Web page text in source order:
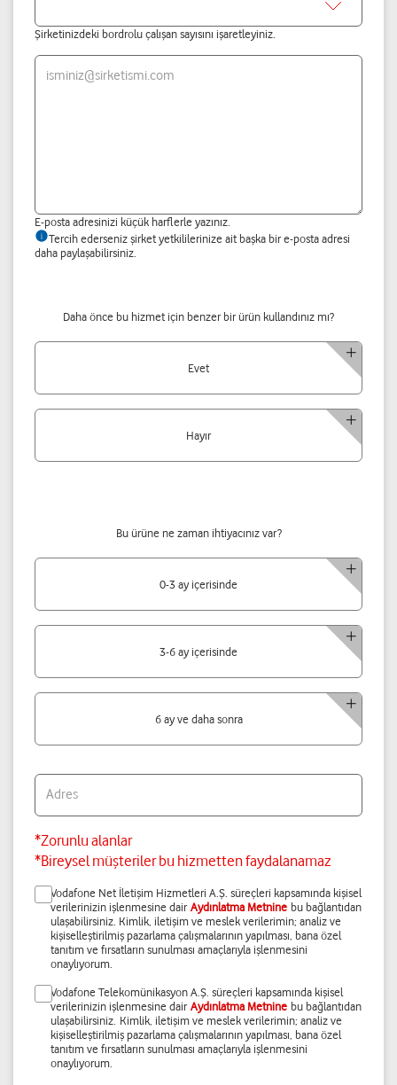
Şirketinizdeki bordrolu çalışan sayısını işaretleyiniz.
isminiz@sirketismi.com
E-posta adresinizi küçük harflerle yazınız.
Tercih ederseniz şirket yetkililerinize ait başka bir e-posta adresi
daha paylaşabilirsiniz.
Daha önce bu hizmet için benzer bir ürün kullandınız mı?
Evet
Hayır
Bu ürüne ne zaman ihtiyacınız var?
0-3 ay içerisinde
3-6 ay içerisinde
6 ay ve daha sonra
Adres
*Zorunlu alanlar
*Bireysel müşteriler bu hizmetten faydalanamaz
Vodafone Net İletişim Hizmetleri A.Ş. süreçleri kapsamında kişisel
verilerinizin işlenmesine dairAydınlatma Metninebu bağlantıdan
ulaşabilirsiniz. Kimlik, iletişim ve meslek verilerimin; analiz ve
kişiselleştirilmiş pazarlama çalışmalarının yapılması, bana özel
tanıtım ve fırsatların sunulması amaçlarıyla işlenmesini
onaylıyorum.
Vodafone Telekomünikasyon A.Ş. süreçleri kapsamında kişisel
verilerinizin işlenmesine dairAydınlatma Metninebu bağlantıdan
ulaşabilirsiniz. Kimlik, iletişim ve meslek verilerimin; analiz ve
kişiselleştirilmiş pazarlama çalışmalarının yapılması, bana özel
tanıtım ve fırsatların sunulması amaçlarıyla işlenmesini
onaylıyorum.